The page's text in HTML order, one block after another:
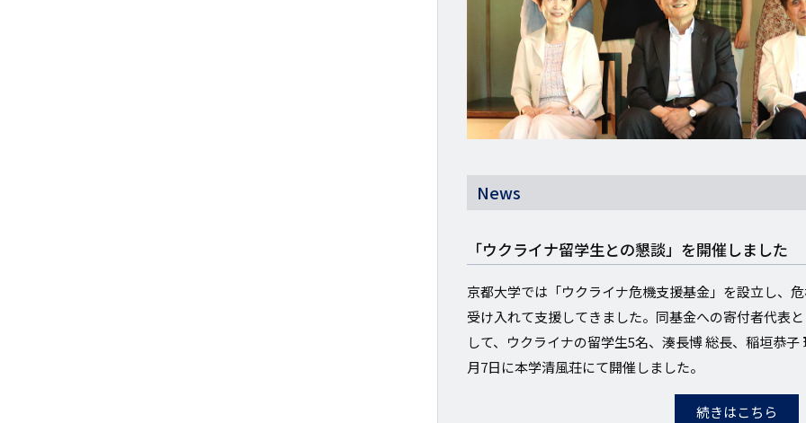
News
「ウクライナ留学生との懇談」を開催しました
京都大学では「ウクライナ危機支援基金」を設立し、
受け入れて支援してきました。同基金への寄付者代表
して、ウクライナの留学生5名、湊長博 総長、稲垣恭
月7日に本学清風荘にて開催しました。
続きはこちら